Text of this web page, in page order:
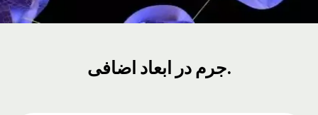
جرم در ابعاد اضافی.